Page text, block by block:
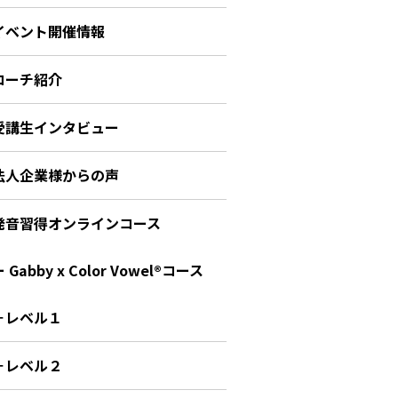
ベント開催情報
ーチ紹介
講生インタビュー
人企業様からの声
音習得オンラインコース
Gabby x Color Vowel®︎コース
レベル１
レベル２